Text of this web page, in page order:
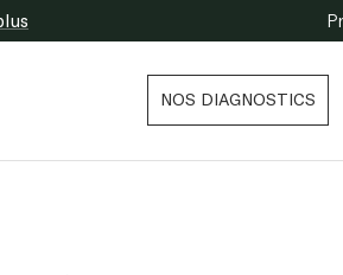
NOS DIAGNOSTICS